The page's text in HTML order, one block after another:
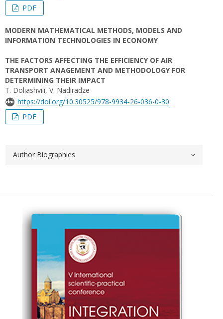
PDF
MODERN MATHEMATICAL METHODS, MODELS AND
INFORMATION TECHNOLOGIES IN ECONOMY
THE FACTORS AFFECTING THE EFFICIENCY OF AIR
TRANSPORT ANAGEMENT AND METHODOLOGY FOR
DETERMINING THEIR IMPACT
T. Doliashvili, V. Nadiradze
https://doi.org/10.30525/978-9934-26-036-0-30
PDF
Author Biographies